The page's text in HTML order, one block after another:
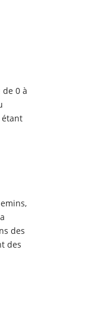
0 à
étant
des
des